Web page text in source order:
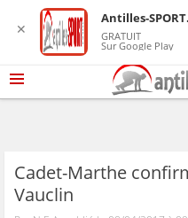
Cadet-Marthe
Vauclin
✕
Antilles-
GRATUIT
Sur Google Play